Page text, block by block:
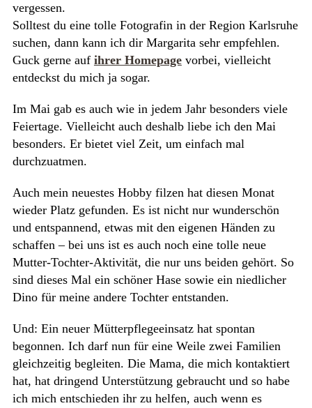
vergessen.
Solltest du eine tolle Fotografin in der Region Karlsruhe
suchen, dann kann ich dir Margarita sehr empfehlen.
Guck gerne auf ihrer Homepagevorbei, vielleicht
entdeckst du mich ja sogar.
Im Mai gab es auch wie in jedem Jahr besonders viele
Feiertage. Vielleicht auch deshalb liebe ich den Mai
besonders. Er bietet viel Zeit, um einfach mal
durchzuatmen.
Auch mein neuestes Hobby filzen hat diesen Monat
wieder Platz gefunden. Es ist nicht nur wunderschön
und entspannend, etwas mit den eigenen Händen zu
schaffen – bei uns ist es auch noch eine tolle neue
Mutter-Tochter-Aktivität, die nur uns beiden gehört. So
sind dieses Mal ein schöner Hase sowie ein niedlicher
Dino für meine andere Tochter entstanden.
Und: Ein neuer Mütterpflegeeinsatz hat spontan
begonnen. Ich darf nun für eine Weile zwei Familien
gleichzeitig begleiten. Die Mama, die mich kontaktiert
hat, hat dringend Unterstützung gebraucht und so habe
ich mich entschieden ihr zu helfen, auch wenn es